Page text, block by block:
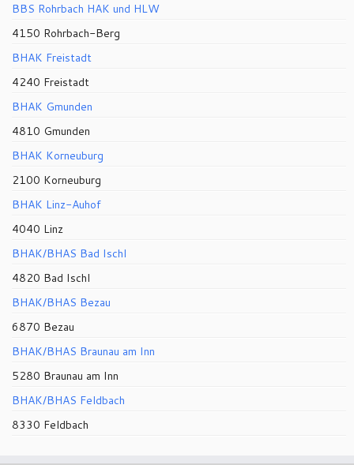
BBS Rohrbach HAK und HLW
4150 Rohrbach-Berg
BHAK Freistadt
4240 Freistadt
BHAK Gmunden
4810 Gmunden
BHAK Korneuburg
2100 Korneuburg
BHAK Linz-Auhof
4040 Linz
BHAK/BHAS Bad Ischl
4820 Bad Ischl
BHAK/BHAS Bezau
6870 Bezau
BHAK/BHAS Braunau am Inn
5280 Braunau am Inn
BHAK/BHAS Feldbach
8330 Feldbach